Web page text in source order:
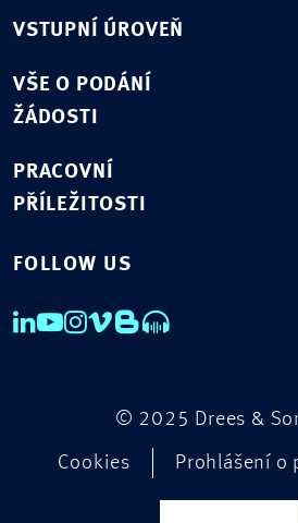
VSTUPNÍ ÚROVEŇ
VŠE O PODÁNÍ
ŽÁDOSTI
PRACOVNÍ
PŘÍLEŽITOSTI
FOLLOW US
© 2025 Drees &
Cookies Prohlášení o